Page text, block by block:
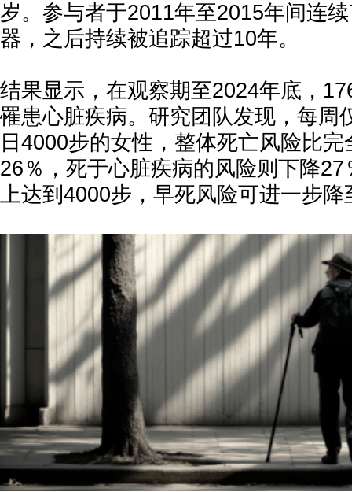
岁。参与者于2011年至2015年间连
器，之后持续被追踪超过10年。
结果显示，在观察期至2024年底，
罹患心脏疾病。研究团队发现，每周
日4000步的女性，整体死亡风险比
26％，死于心脏疾病的风险则下降
上达到4000步，早死风险可进一步降